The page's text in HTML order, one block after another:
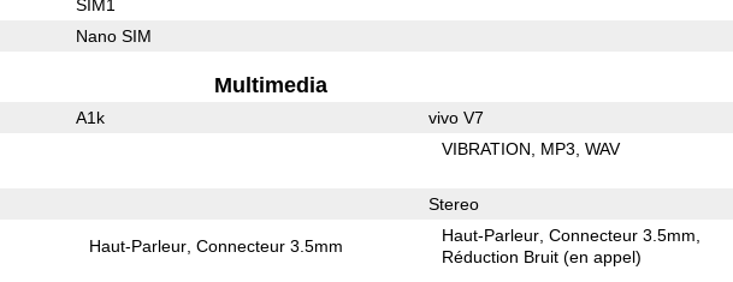
SIM1
Nano SIM
Multimedia
A1k vivo V7
VIBRATION MP3 WAV
Stereo
Haut-Parleur Connecteur 3.5mm
Haut-Parleur Connecteur 3.5mm
Réduction Bruit (en appel)